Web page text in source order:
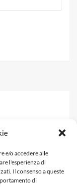
e/o accedere alle
l'esperienza di
Il consenso a queste
di
schema tipo per